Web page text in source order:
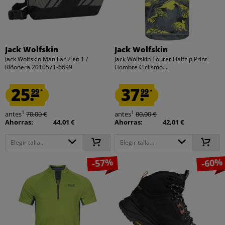
Jack Wolfskin
Jack Wolfskin Manillar 2 en 1 /
Riñonera 2010571-6699
25.99*
antes1 70,00 €
Ahorras:
44,01 €
Elegir talla...
Jack Wolfskin
Jack Wolfskin Tourer Halfzip Print
Hombre Ciclismo...
37.99*
antes1 80,00 €
Ahorras:
42,01 €
Elegir talla...
-57% -60%